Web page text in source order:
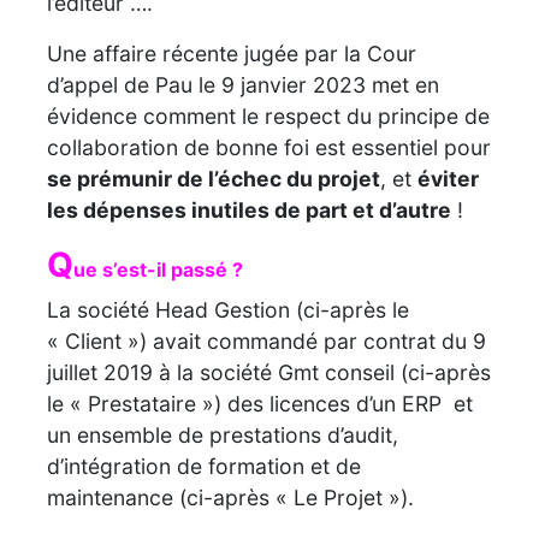
Une affaire récente jugée par la Cour
d’appel de Pau le 9 janvier 2023 met en
évidence comment le respect du principe de
collaboration de bonne foi est essentiel pour
se prémunir de l’échec du projet, et éviter
les dépenses inutiles de part et d’autre !
Que s’est-il passé ?
La société Head Gestion (ci-après le
« Client ») avait commandé par contrat du 9
juillet 2019 à la société Gmt conseil (ci-après
le « Prestataire ») des licences d’un ERP et
un ensemble de prestations d’audit,
d’intégration de formation et de
maintenance (ci-après « Le Projet »).